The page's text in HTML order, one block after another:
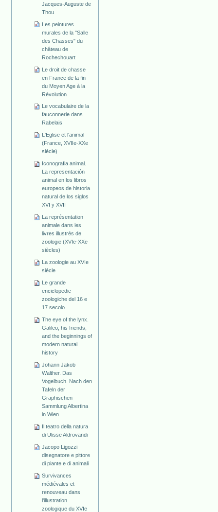
Jacques-Auguste de
Thou
Les peintures
murales de la "Salle
des Chasses" du
château de
Rochechouart
Le droit de chasse
en France de la fin
du Moyen Age à la
Révolution
Le vocabulaire de la
fauconnerie dans
Rabelais
L'Eglise et l'animal
(France, XVIIe-XXe
siècle)
Iconografia animal.
La representación
animal en los libros
europeos de historia
natural de los siglos
XVI y XVII
La représentation
animale dans les
livres illustrés de
zoologie (XVIe-XXe
siècles)
La zoologie au XVIe
siècle
Le grande
enciclopedie
zoologiche del 16 e
17 secolo
The eye of the lynx.
Galileo, his friends,
and the beginnings of
modern natural
history
Johann Jakob
Walther. Das
Vogelbuch. Nach den
Tafeln der
Graphischen
Sammlung Albertina
in Wien
Il teatro della natura
di Ulisse Aldrovandi
Jacopo Ligozzi
disegnatore e pittore
di piante e di animali
Survivances
médiévales et
renouveau dans
l'illustration
zoologique du XVIe